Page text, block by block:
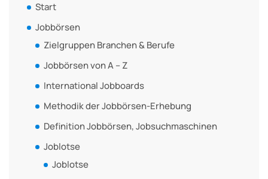
Start
Jobbörsen
Zielgruppen Branchen & Berufe
Jobbörsen von A – Z
International Jobboards
Methodik der Jobbörsen-Erhebung
Definition Jobbörsen, Jobsuchmaschinen
Joblotse
Joblotse